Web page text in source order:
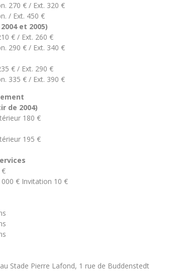
270 € / Ext. 320 €
/ Ext. 450 €
et 2005)
€ / Ext. 260 €
290 € / Ext. 340 €
€ / Ext. 290 €
335 € / Ext. 390 €
de 2004)
180 €
195 €
000 € Invitation 10 €
Stade Pierre Lafond, 1 rue de Buddenstedt